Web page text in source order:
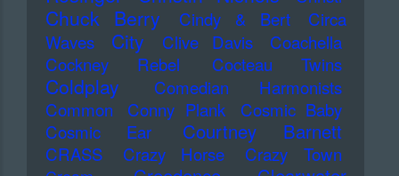
Chuck Berry Cindy & Bert
Circa
Waves
City Clive Davis
Coachella
Cockney Rebel
Cocteau Twins
Coldplay
Comedian Harmonists
Common
Conny Plank
Cosmic Baby
Cosmic Ear
Courtney Barnett
CRASS Crazy Horse Crazy Town